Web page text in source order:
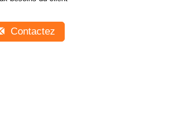
Contactez